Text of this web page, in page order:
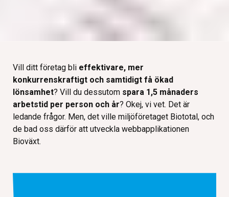
Vill ditt företag bli effektivare, mer
konkurrenskraftigt och samtidigt få ökad
lönsamhet? Vill du dessutom spara 1,5 månaders
arbetstid per person och år? Okej, vi vet. Det är
ledande frågor. Men, det ville miljöföretaget Biototal, och
de bad oss därför att utveckla webbapplikationen
Bioväxt.